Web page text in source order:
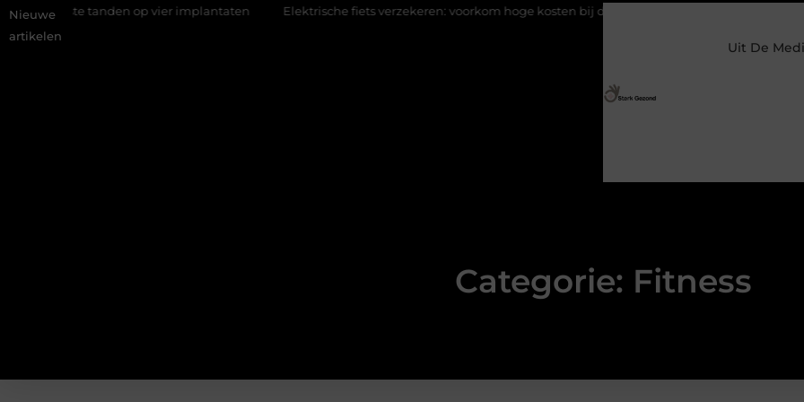
Nieuwe
artikelen
vier implantaten Elektrische fiets verzekeren: voorkom hoge kosten bij diefstal en schade Koffie na slecht geslapen: helpt het
Uit De
Categorie: Fitness